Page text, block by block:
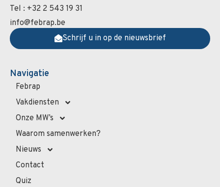
Navigatie
Febrap
Vakdiensten
Onze MW’s
Waarom samenwerken?
Nieuws
Contact
Quiz
Tel : +32 2 543 19 31
info@febrap.be
Schrijf u in op de nieuwsbrief